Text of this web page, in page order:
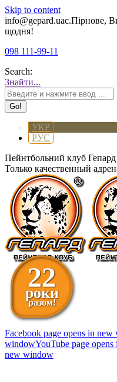
Skip to content
info@gepard.uaс.Пірнове,
щодня!
098 111-99-11
Search:
Знайти...
УКР
РУС
Пейнтбольний клуб Гепард
Только качественный
22
роки
разом!
Facebook page opens in
windowYouTube page
new window